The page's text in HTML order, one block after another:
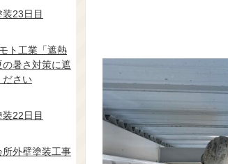
23日目
ト工業「遮熱
暑さ対策に遮
ださい
22日目
外壁塗装工事